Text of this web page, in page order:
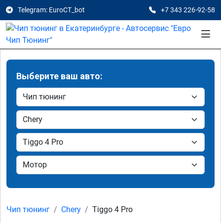
Telegram: EuroCT_bot +7 343 226-92-58
Выберите ваш авто:
Чип тюнинг Chery Tiggo 4 Pro